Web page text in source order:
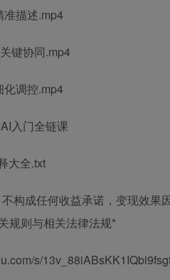
描述.mp4
键协同.mp4
调控.mp4
入门全链课
大全.txt
构成任何收益承诺，变现效果
规则与相关法律法规*
s/